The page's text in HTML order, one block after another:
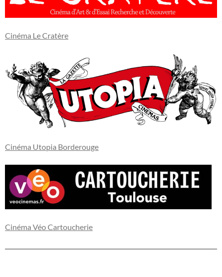
Cinéma Le Cratère
Cinéma Utopia Borderouge
Cinéma Véo Cartoucherie